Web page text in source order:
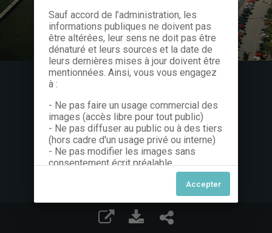
Sauf accord de l’administration, les
informations publiques ne doivent pas
être altérées, leur sens ne doit pas être
dénaturé et leurs sources et la date de
leurs dernières mises à jour doivent être
mentionnées. Ainsi, vous vous engagez
à :
- Ne pas faire un usage commercial des
images (accès libre pour tout public)
- Ne pas diffuser au public ou à des tiers
(hors cadre d'un usage privé ou interne)
- Ne pas modifier les images sans
consentement écrit préalable
Dans le cas contraire, nous vous invitons
à nous contacter afin de solliciter le type
de Licence souhaitée parmi celles
proposées et le cas échéant, acquitter